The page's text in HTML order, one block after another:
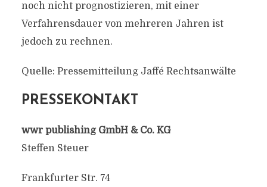
noch nicht prognostizieren, mit einer
Verfahrensdauer von mehreren Jahren ist
jedoch zu rechnen.
Quelle: Pressemitteilung Jaffé Rechtsanwälte
PRESSEKONTAKT
wwr publishing GmbH & Co. KG
Steffen Steuer
Frankfurter Str. 74